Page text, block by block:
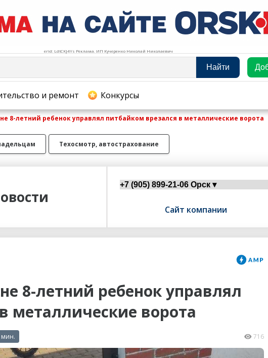
erid: LdtCKJ4Ys Реклама. ИП Кучеренко Николай Николаевич
Найти
и ремонт Конкурсы
8-летний ребенок управлял питбайком врезался в металлические ворота
Техосмотр, автострахование
Сайт компании
8-летний ребенок управлял
металлические ворота
мин. 716